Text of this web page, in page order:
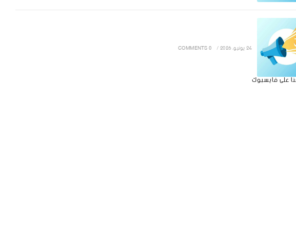
24 يونيو، 2026 /
0 COMMENTS
على فايسبوك